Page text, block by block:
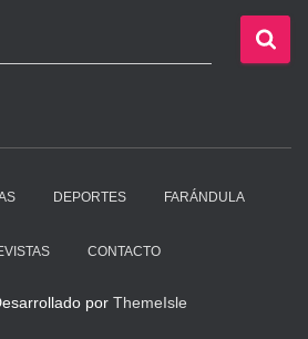
DEPORTES FARÁNDULA
CONTACTO
por ThemeIsle